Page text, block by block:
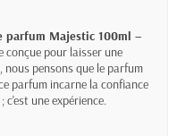
parfum Majestic 100ml –
conçue pour laisser une
pensons que le parfum
parfum incarne la confiance
c'est une expérience.